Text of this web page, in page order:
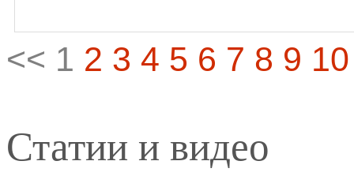
<< 1 2 3 4 5 6 7 8 9 10
Статии и видео